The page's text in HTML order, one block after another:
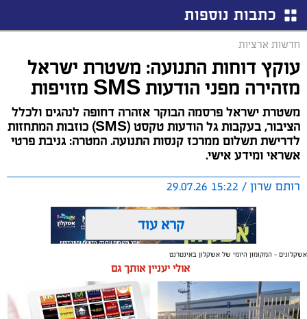
כתבות נוספות
חדשות ארציות
עוקץ דוחות התנועה: משטרת ישראל
מזהירה מפני הודעות SMS מזויפות
משטרת ישראל פרסמה הבוקר אזהרה דחופה לנהגים ולכלל
הציבור, בעקבות גל הודעות טקסט (SMS) כוזבות המתחזות
לדרישת תשלום ממרכז קנסות התנועה. המטרה: גניבת פרטי
אשראי ומידע אישי.
רותם שרון / 15:22 29.07.26
תגים:משטרת ישראל
קרא עוד
אשקלונים - המקומון היומי של אשקלון באינטרנט
אולי יעניין אותך גם